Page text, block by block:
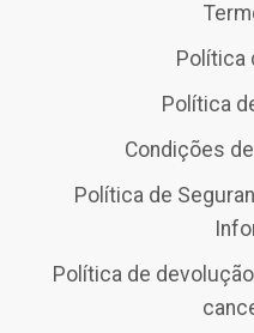
Política
Política
Condições
Política de
Política de